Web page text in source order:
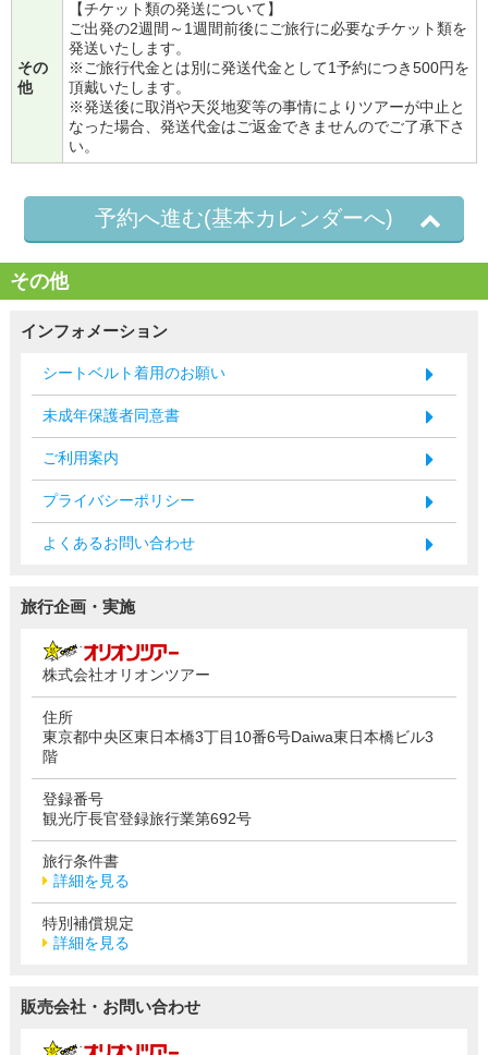
その
他
【チケット類の発送について】
ご出発の2週間～1週間前後にご旅行に必要なチケット類を
発送いたします。
※ご旅行代金とは別に発送代金として1予約につき500円を
頂戴いたします。
※発送後に取消や天災地変等の事情によりツアーが中止と
なった場合、発送代金はご返金できませんのでご了承下さ
い。
予約へ進む(基本カレンダーへ)
その他
インフォメーション
シートベルト着用のお願い
未成年保護者同意書
ご利用案内
プライバシーポリシー
よくあるお問い合わせ
旅行企画・実施
株式会社オリオンツアー
住所
東京都中央区東日本橋3丁目10番6号Daiwa東日本橋ビル3
階
登録番号
観光庁長官登録旅行業第692号
旅行条件書
詳細を見る
特別補償規定
詳細を見る
販売会社・お問い合わせ